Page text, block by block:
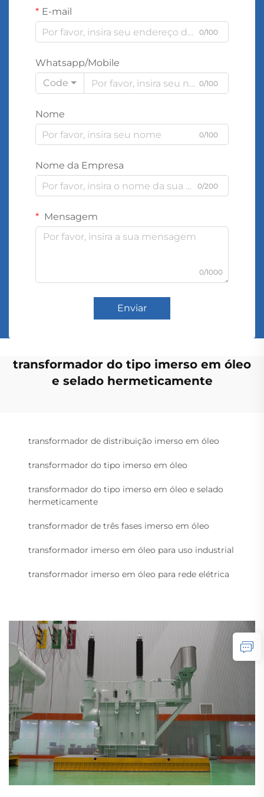
E-mail
0/100
Whatsapp/Mobile
Code
0/100
Nome
0/100
Nome da Empresa
0/200
Mensagem
0/1000
Enviar
transformador do tipo imerso em óleo
e selado hermeticamente
transformador de distribuição imerso em óleo
transformador do tipo imerso em óleo
transformador do tipo imerso em óleo e selado
hermeticamente
transformador de três fases imerso em óleo
transformador imerso em óleo para uso industrial
transformador imerso em óleo para rede elétrica